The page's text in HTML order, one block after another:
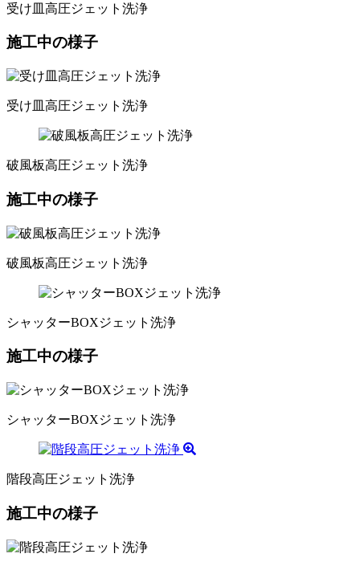
受け皿高圧ジェット洗浄
施工中の様子
受け皿高圧ジェット洗浄
破風板高圧ジェット洗浄
施工中の様子
破風板高圧ジェット洗浄
シャッターBOXジェット洗浄
施工中の様子
シャッターBOXジェット洗浄
階段高圧ジェット洗浄
施工中の様子